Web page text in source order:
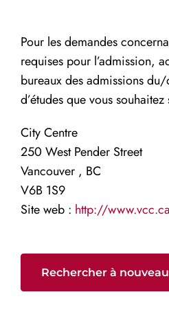
Pour les demandes
requises pour l’admission,
bureaux des admissions
d’études que vous souhaitez
City Centre
250 West Pender Street
Vancouver , BC
V6B 1S9
Site web : http://www.vcc.ca
Rechercher à nouveau